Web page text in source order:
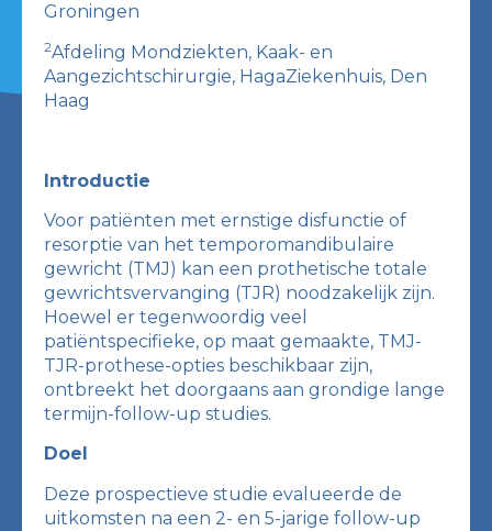
Groningen
2Afdeling Mondziekten, Kaak- en
Aangezichtschirurgie, HagaZiekenhuis, Den
Haag
Introductie
Voor patiënten met ernstige disfunctie of
resorptie van het temporomandibulaire
gewricht (TMJ) kan een prothetische totale
gewrichtsvervanging (TJR) noodzakelijk zijn.
Hoewel er tegenwoordig veel
patiëntspecifieke, op maat gemaakte, TMJ-
TJR-prothese-opties beschikbaar zijn,
ontbreekt het doorgaans aan grondige lange
termijn-follow-up studies.
Doel
Deze prospectieve studie evalueerde de
uitkomsten na een 2- en 5-jarige follow-up